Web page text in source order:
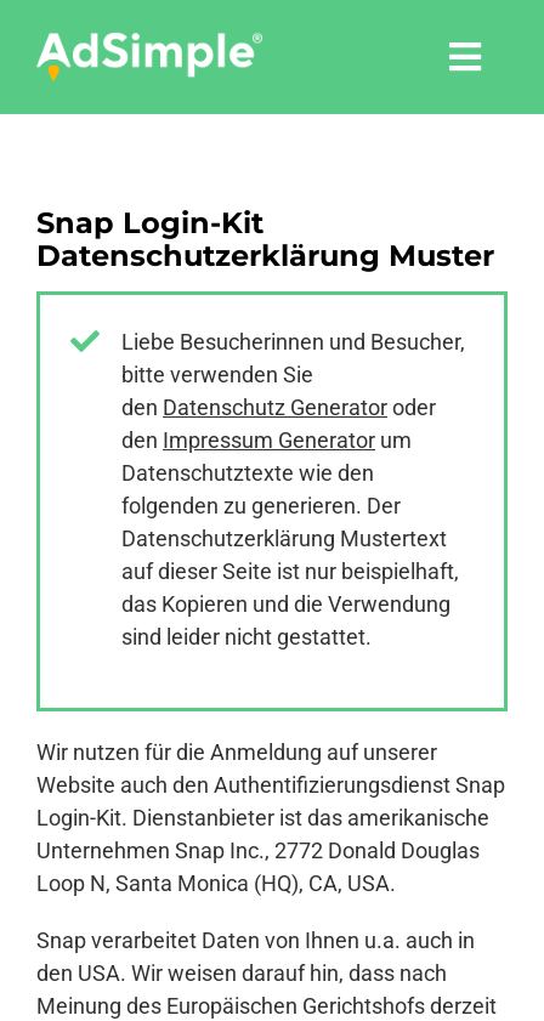
content
Tools
Pressemitteilungen
Anmelden
Snap Login-Kit
Datenschutzerklärung Muster
Liebe Besucherinnen und Besucher,
bitte verwenden Sie
den Datenschutz Generatoroder
den Impressum Generator um
Datenschutztexte wie den
folgenden zu generieren. Der
Datenschutzerklärung Mustertext
auf dieser Seite ist nur beispielhaft,
das Kopieren und die Verwendung
sind leider nicht gestattet.
Wir nutzen für die Anmeldung auf unserer
Website auch den Authentifizierungsdienst Snap
Login-Kit. Dienstanbieter ist das amerikanische
Unternehmen Snap Inc., 2772 Donald Douglas
Loop N, Santa Monica (HQ), CA, USA.
Snap verarbeitet Daten von Ihnen u.a. auch in
den USA. Wir weisen darauf hin, dass nach
Meinung des Europäischen Gerichtshofs derzeit